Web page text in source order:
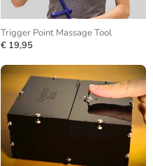
Trigger Point Massage Tool
€ 19,95